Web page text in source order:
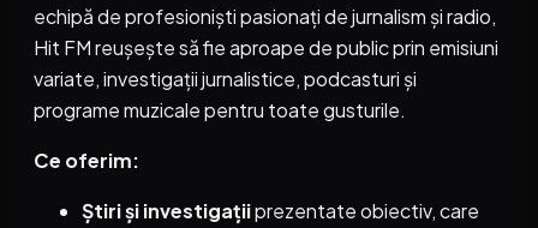
echipă de profesioniști pasionați de jurnalism și radio,
Hit FM reușește să fie aproape de public prin emisiuni
variate, investigații jurnalistice, podcasturi și
programe muzicale pentru toate gusturile.
Ce oferim:
Știri și investigațiiprezentate obiectiv, care